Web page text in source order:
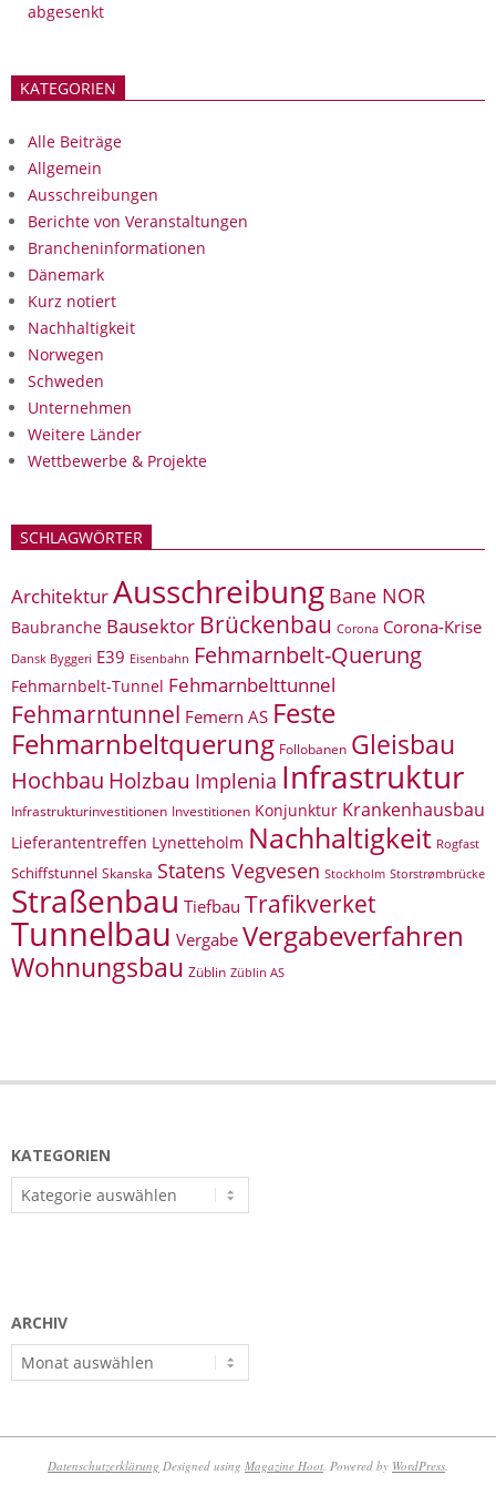
abgesenkt
KATEGORIEN
Alle Beiträge
Allgemein
Ausschreibungen
Berichte von Veranstaltungen
Brancheninformationen
Dänemark
Kurz notiert
Nachhaltigkeit
Norwegen
Schweden
Unternehmen
Weitere Länder
Wettbewerbe & Projekte
SCHLAGWÖRTER
ArchitekturAusschreibung Bane NOR
Baubranche Bausektor Brückenbau Corona Corona-Krise
Dansk Byggeri E39 Eisenbahn Fehmarnbelt-Querung
Fehmarnbelt-Tunnel Fehmarnbelttunnel
Fehmarntunnel Femern AS Feste
Fehmarnbeltquerung Follobanen Gleisbau
Hochbau Holzbau Implenia Infrastruktur
Infrastrukturinvestitionen Investitionen Konjunktur Krankenhausbau
Lieferantentreffen Lynetteholm Nachhaltigkeit Rogfast
Schiffstunnel Skanska Statens Vegvesen Stockholm Storstrømbrücke
Straßenbau Tiefbau Trafikverket
Tunnelbau Vergabe Vergabeverfahren
Wohnungsbau Züblin Züblin AS
KATEGORIEN
Kategorien
ARCHIV
Archiv
Datenschutzerklärung Designed using Magazine Hoot. Powered by WordPress.